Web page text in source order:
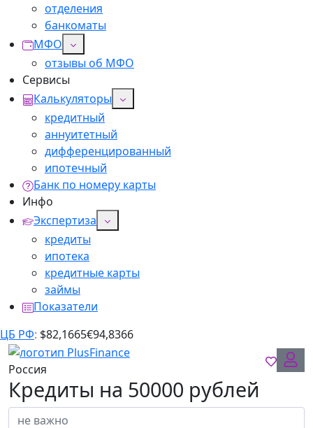
отделения
банкоматы
МФО
отзывы об МФО
Сервисы
Калькуляторы
кредитный
аннуитетный
дифференцированный
ипотечный
Банк по номеру карты
Инфо
Экспертиза
кредиты
ипотека
кредитные карты
займы
Показатели
ЦБ РФ: $82,1665€94,8366
Россия
Кредиты на 50000 рублей